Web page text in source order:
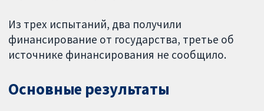
Из трех испытаний, два получили
финансирование от государства, третье об
источнике финансирования не сообщило.
Основные результаты